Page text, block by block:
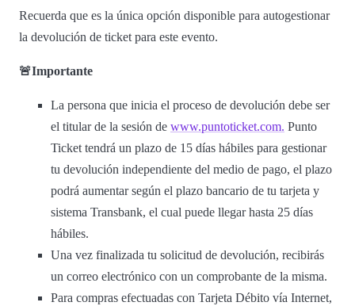
Recuerda que es la única opción disponible para autogestionar
la devolución de ticket para este evento.
🚨Importante
La persona que inicia el proceso de devolución debe ser
el titular de la sesión de www.puntoticket.com. Punto
Ticket tendrá un plazo de 15 días hábiles para gestionar
tu devolución independiente del medio de pago, el plazo
podrá aumentar según el plazo bancario de tu tarjeta y
sistema Transbank, el cual puede llegar hasta 25 días
hábiles.
Una vez finalizada tu solicitud de devolución, recibirás
un correo electrónico con un comprobante de la misma.
Para compras efectuadas con Tarjeta Débito vía Internet,